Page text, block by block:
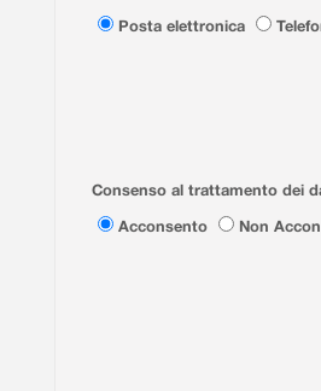
Posta elettronica
Consenso al trattamento dei
Acconsento
Non